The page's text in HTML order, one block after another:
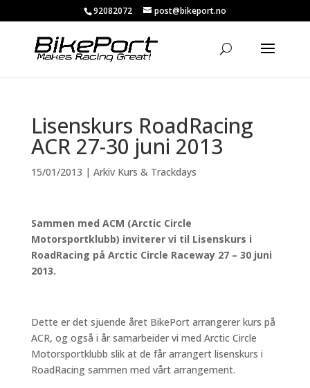
92082072 post@bikeport.no
Lisenskurs RoadRacing
ACR 27-30 juni 2013
15/01/2013 | Arkiv Kurs & Trackdays
Sammen med ACM (Arctic Circle
Motorsportklubb) inviterer vi til Lisenskurs i
RoadRacing på Arctic Circle Raceway 27 – 30 juni
2013.
Dette er det sjuende året BikePort arrangerer kurs på
ACR, og også i år samarbeider vi med Arctic Circle
Motorsportklubb slik at de får arrangert lisenskurs i
RoadRacing sammen med vårt arrangement.